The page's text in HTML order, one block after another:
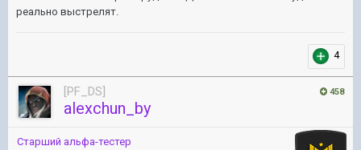
реально выстрелят.
4
458
[PF_DS]
alexchun_by
Старший альфа-тестер